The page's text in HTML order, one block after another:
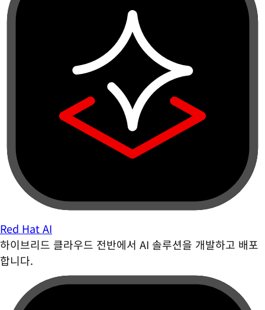
Red Hat AI
하이브리드 클라우드 전반에서 AI 솔루션을 개발하고 배포
합니다.